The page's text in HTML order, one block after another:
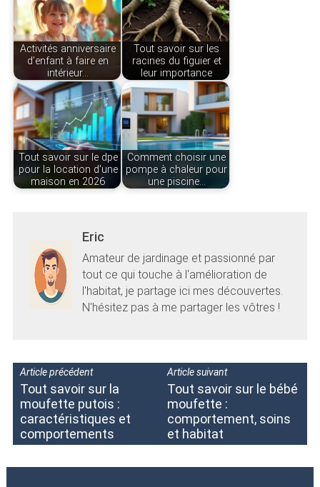
Activités anniversaire
d’enfant à faire en
intérieur…
Tout savoir sur les
racines du figuier et
leur importance
Tout savoir sur le dpe
pour la location d'une
maison en 2026
Comment choisir une
pompe à chaleur pour
une piscine…
Eric
Amateur de jardinage et passionné par
tout ce qui touche à l'amélioration de
l'habitat, je partage ici mes découvertes.
N'hésitez pas à me partager les vôtres !
Article précédent
Tout savoir sur la
moufette putois :
caractéristiques et
comportements
Article suivant
Tout savoir sur le bébé
moufette :
comportement, soins
et habitat